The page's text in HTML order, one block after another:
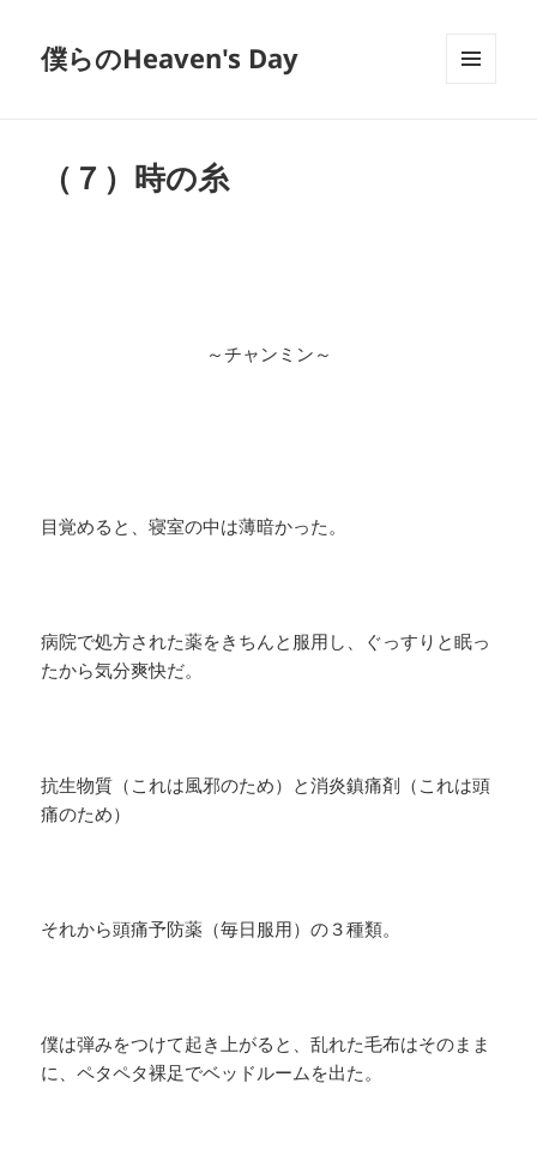
僕らのHeaven's Day
（７）時の糸
～チャンミン～
目覚めると、寝室の中は薄暗かった。
病院で処方された薬をきちんと服用し、ぐっすりと眠っ
たから気分爽快だ。
抗生物質（これは風邪のため）と消炎鎮痛剤（これは頭
痛のため）
それから頭痛予防薬（毎日服用）の３種類。
僕は弾みをつけて起き上がると、乱れた毛布はそのまま
に、ペタペタ裸足でベッドルームを出た。